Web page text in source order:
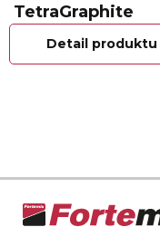
TetraGraphite
Detail produktu